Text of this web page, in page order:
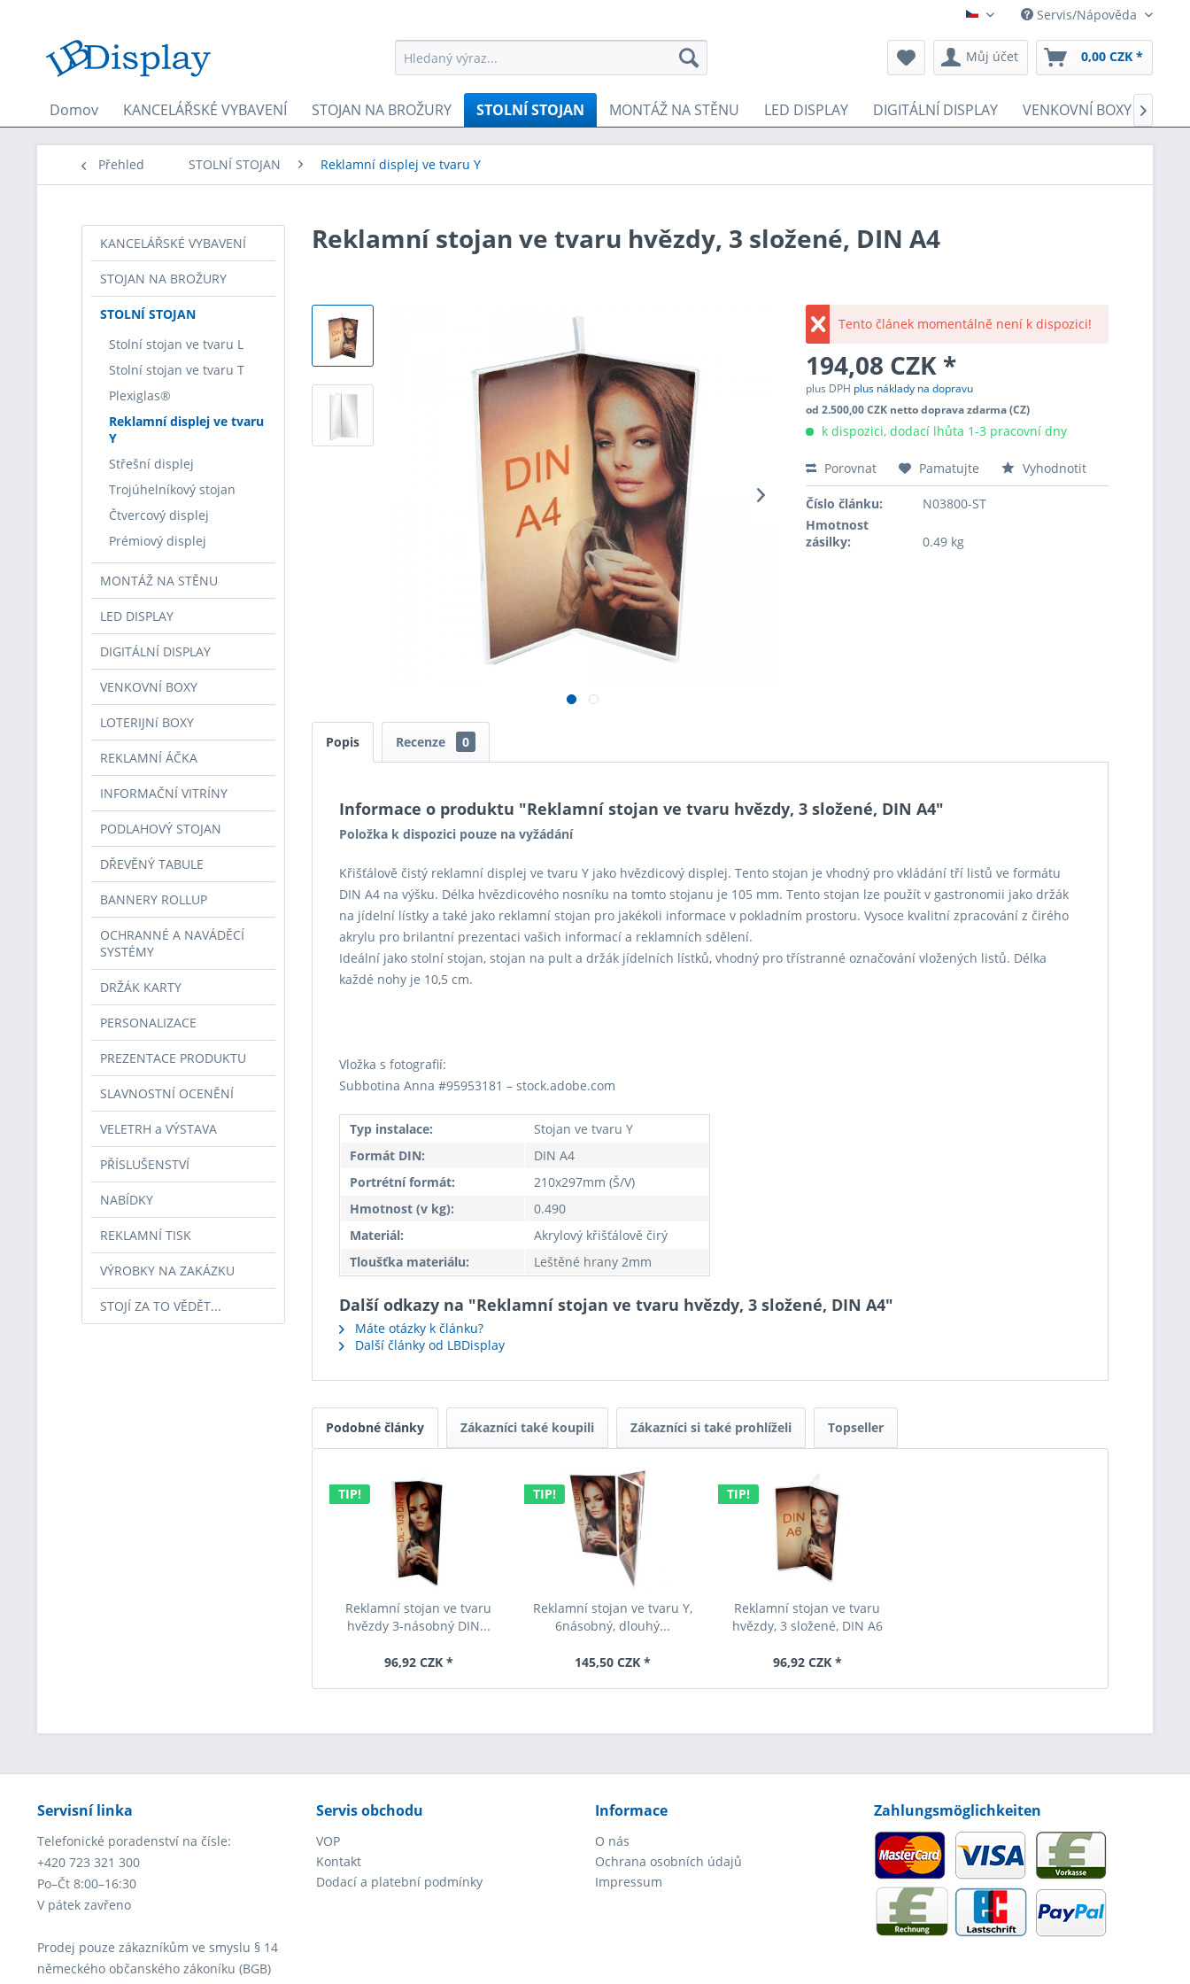
Čeština Servis/Nápověda
Můj účet 0,00 CZK *
Domov KANCELÁŘSKÉ VYBAVENÍ STOJAN NA BROŽURY STOLNÍ STOJAN MONTÁŽ NA STĚNU LED DISPLAY DIGITÁLNÍ DISPLAY VENKOVNÍ BOXY 
Přehled STOLNÍ STOJAN Reklamní displej ve tvaru Y
KANCELÁŘSKÉ VYBAVENÍ
STOJAN NA BROŽURY
STOLNÍ STOJAN
Stolní stojan ve tvaru L
Stolní stojan ve tvaru T
Plexiglas®
Reklamní displej ve tvaru
Y
Střešní displej
Trojúhelníkový stojan
Čtvercový displej
Prémiový displej
MONTÁŽ NA STĚNU
LED DISPLAY
DIGITÁLNÍ DISPLAY
VENKOVNÍ BOXY
LOTERIJNí BOXY
REKLAMNÍ ÁČKA
INFORMAČNÍ VITRÍNY
PODLAHOVÝ STOJAN
DŘEVĚNÝ TABULE
BANNERY ROLLUP
OCHRANNÉ A NAVÁDĚCÍ
SYSTÉMY
DRŽÁK KARTY
PERSONALIZACE
PREZENTACE PRODUKTU
SLAVNOSTNÍ OCENĚNÍ
VELETRH a VÝSTAVA
PŘÍSLUŠENSTVÍ
NABÍDKY
REKLAMNÍ TISK
VÝROBKY NA ZAKÁZKU
STOJÍ ZA TO VĚDĚT...
Reklamní stojan ve tvaru hvězdy, 3 složené, DIN A4
Tento článek momentálně není k dispozici!
194,08 CZK *
plus DPH plus náklady na dopravu
od 2.500,00 CZK netto doprava zdarma (CZ)
k dispozici, dodací lhůta 1-3 pracovní dny
Porovnat Pamatujte Vyhodnotit
Číslo článku:
N03800-ST
Hmotnost
zásilky:
0.49 kg
Popis Recenze 0
Informace o produktu "Reklamní stojan ve tvaru hvězdy, 3 složené, DIN A4"
Položka k dispozici pouze na vyžádání
Křišťálově čistý reklamní displej ve tvaru Y jako hvězdicový displej. Tento stojan je vhodný pro vkládání tří listů ve formátu
DIN A4 na výšku. Délka hvězdicového nosníku na tomto stojanu je 105 mm. Tento stojan lze použít v gastronomii jako držák
na jídelní lístky a také jako reklamní stojan pro jakékoli informace v pokladním prostoru. Vysoce kvalitní zpracování z čirého
akrylu pro brilantní prezentaci vašich informací a reklamních sdělení.
Ideální jako stolní stojan, stojan na pult a držák jídelních lístků, vhodný pro třístranné označování vložených listů. Délka
každé nohy je 10,5 cm.
Vložka s fotografií:
Subbotina Anna #95953181 – stock.adobe.com
Typ instalace:
Stojan ve tvaru Y
Formát DIN:
DIN A4
Portrétní formát:
210x297mm (Š/V)
Hmotnost (v kg):
0.490
Materiál:
Akrylový křišťálově čirý
Tloušťka materiálu:
Leštěné hrany 2mm
Další odkazy na "Reklamní stojan ve tvaru hvězdy, 3 složené, DIN A4"
Máte otázky k článku?
Další články od LBDisplay
Podobné články Zákazníci také koupili Zákazníci si také prohlíželi Topseller
TIP!
Reklamní stojan ve tvaru
hvězdy 3-násobný DIN...
96,92 CZK *
TIP!
Reklamní stojan ve tvaru Y,
6násobný, dlouhý...
145,50 CZK *
TIP!
Reklamní stojan ve tvaru
hvězdy, 3 složené, DIN A6
96,92 CZK *
Servisní linka
Telefonické poradenství na čísle:
+420 723 321 300
Po–Čt 8:00–16:30
V pátek zavřeno
Prodej pouze zákazníkům ve smyslu § 14
německého občanského zákoníku (BGB)
Servis obchodu
VOP
Kontakt
Dodací a platební podmínky
Informace
O nás
Ochrana osobních údajů
Impressum
Zahlungsmöglichkeiten